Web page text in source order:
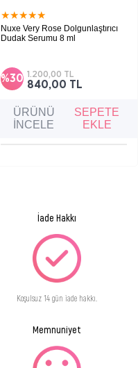
★★★★★
Nuxe Very Rose Dolgunlaştırıcı
Dudak Serumu 8 ml
etki sunan dudak serumu.
%30
840,00 TL
1.200,00 TL
ÜRÜNÜ
İNCELE
SEPETE
EKLE
İade Hakkı
Koşulsuz 14 gün iade hakkı.
Memnuniyet